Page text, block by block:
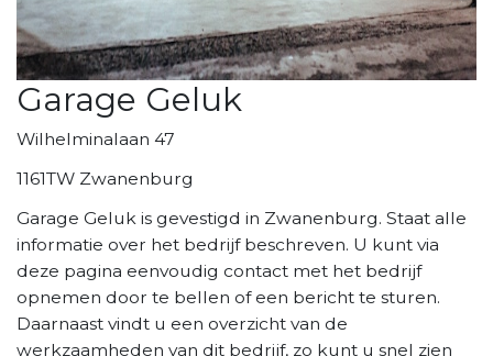
Garage Geluk
Wilhelminalaan 47
1161TW Zwanenburg
Garage Geluk is gevestigd in Zwanenburg. Staat alle
informatie over het bedrijf beschreven. U kunt via
deze pagina eenvoudig contact met het bedrijf
opnemen door te bellen of een bericht te sturen.
Daarnaast vindt u een overzicht van de
werkzaamheden van dit bedrijf, zo kunt u snel zien